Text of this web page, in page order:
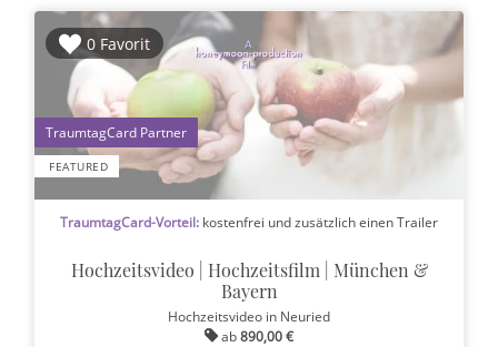
0 Favorit
FEATURED
1
TraumtagCard-Vorteil: kostenfrei und zusätzlich einen Trailer
Hochzeitsvideo | Hochzeitsfilm | München &
Bayern
Hochzeitsvideo in Neuried
ab890,00 €